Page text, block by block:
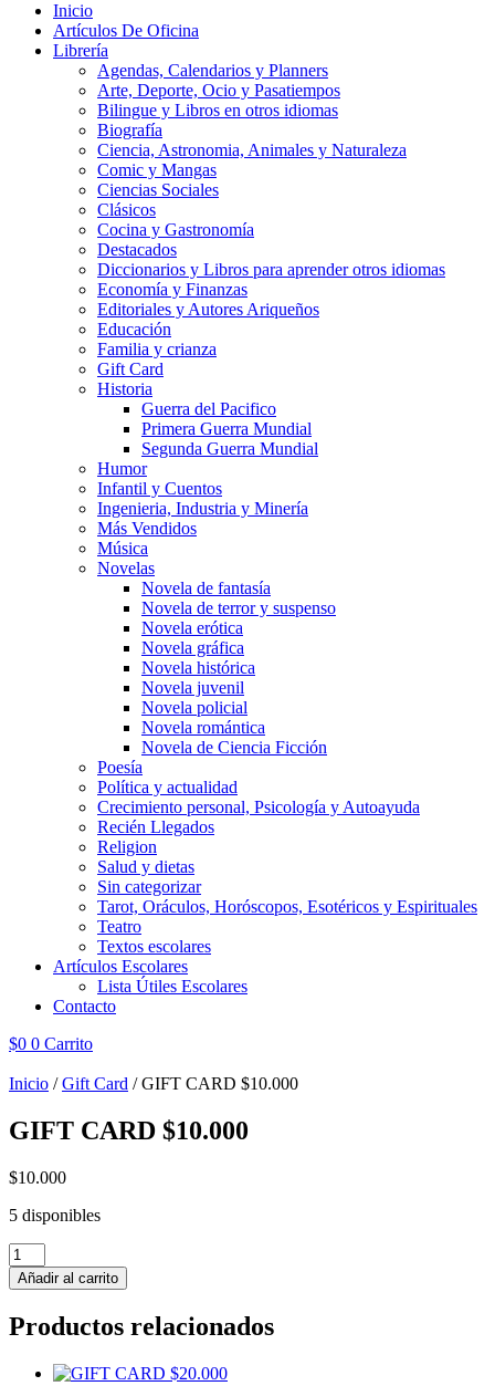
Inicio
Artículos De Oficina
Librería
Agendas, Calendarios y Planners
Arte, Deporte, Ocio y Pasatiempos
Bilingue y Libros en otros idiomas
Biografía
Ciencia, Astronomia, Animales y Naturaleza
Comic y Mangas
Ciencias Sociales
Clásicos
Cocina y Gastronomía
Destacados
Diccionarios y Libros para aprender otros idiomas
Economía y Finanzas
Editoriales y Autores Ariqueños
Educación
Familia y crianza
Gift Card
Historia
Guerra del Pacifico
Primera Guerra Mundial
Segunda Guerra Mundial
Humor
Infantil y Cuentos
Ingenieria, Industria y Minería
Más Vendidos
Música
Novelas
Novela de fantasía
Novela de terror y suspenso
Novela erótica
Novela gráfica
Novela histórica
Novela juvenil
Novela policial
Novela romántica
Novela de Ciencia Ficción
Poesía
Política y actualidad
Crecimiento personal, Psicología y Autoayuda
Recién Llegados
Religion
Salud y dietas
Sin categorizar
Tarot, Oráculos, Horóscopos, Esotéricos y Espirituales
Teatro
Textos escolares
Artículos Escolares
Lista Útiles Escolares
Contacto
$0 0 Carrito
Inicio /Gift Card / GIFT CARD $10.000
GIFT CARD $10.000
$10.000
5 disponibles
GIFT
CARD
$10.000
Añadir al carrito
Productos relacionados